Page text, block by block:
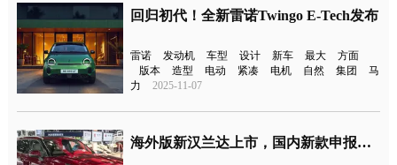
回归初代！全新雷诺Twingo E-Tech发布
雷诺 发动机 车型 设计 新车 最大
方面
版本
造型 电动 紧凑 电机 自然 集团
马
力
2025-11-07
海外版新汉兰达上市，国内新款申报图曝光